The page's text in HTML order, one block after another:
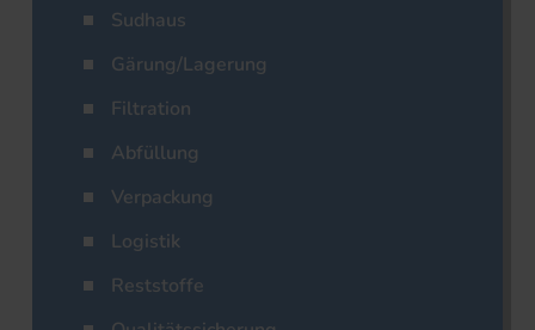
Sudhaus
Gärung/Lagerung
Filtration
Abfüllung
Verpackung
Logistik
Reststoffe